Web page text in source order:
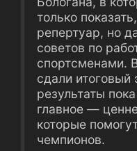
только
репертуар, но
советов по
спортсменами.
сдали итоговый
результаты
главное ―
которые
чемпионов.